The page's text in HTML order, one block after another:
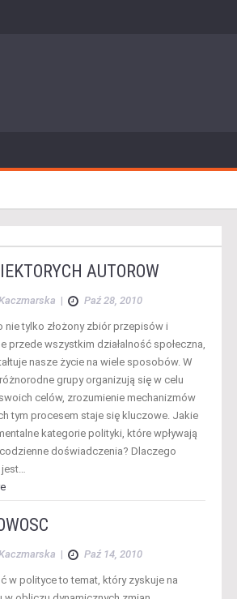
AUTORÓW
| Paź 28, 2010
nie tylko złożony zbiór przepisów i
przede wszystkim działalność społeczna,
nasze życie na wiele sposobów. W
grupy organizują się w celu
celów, zrozumienie mechanizmów
tym procesem staje się kluczowe. Jakie
kategorie polityki, które wpływają
doświadczenia? Dlaczego
| Paź 14, 2010
w polityce to temat, który zyskuje na